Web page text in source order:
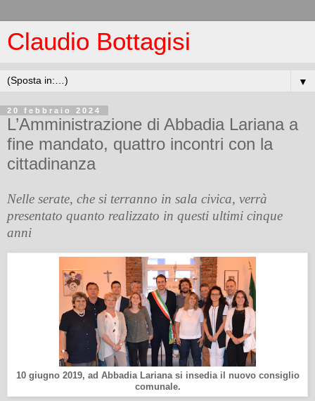
Claudio Bottagisi
▼
20 febbraio 2024
L’Amministrazione di Abbadia Lariana a
fine mandato, quattro incontri con la
cittadinanza
Nelle serate, che si terranno in sala civica, verrà
presentato quanto realizzato in questi ultimi cinque
anni
10 giugno 2019, ad Abbadia Lariana si insedia il nuovo consiglio
comunale.